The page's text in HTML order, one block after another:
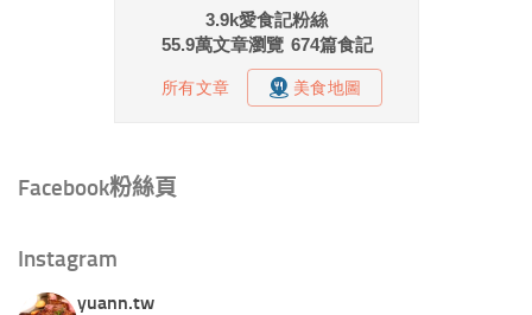
Facebook粉絲頁
Instagram
yuann.tw